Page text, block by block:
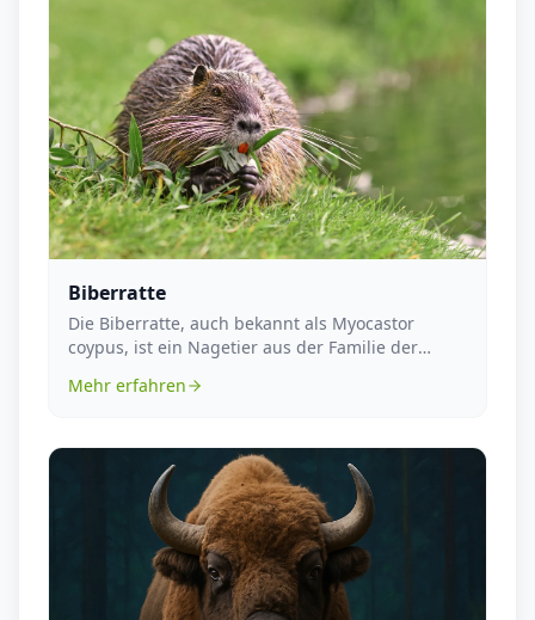
Biberratte
Die Biberratte, auch bekannt als Myocastor
coypus, ist ein Nagetier aus der Familie der
Mehr erfahren